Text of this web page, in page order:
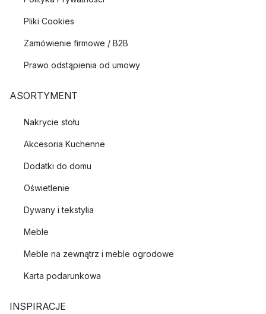
Pliki Cookies
Zamówienie firmowe / B2B
Prawo odstąpienia od umowy
ASORTYMENT
Nakrycie stołu
Akcesoria Kuchenne
Dodatki do domu
Oświetlenie
Dywany i tekstylia
Meble
Meble na zewnątrz i meble ogrodowe
Karta podarunkowa
INSPIRACJE